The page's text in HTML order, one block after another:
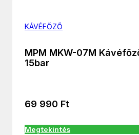
KÁVÉFŐZŐ
MPM MKW-07M
15bar
69 990 Ft
Megtekintés